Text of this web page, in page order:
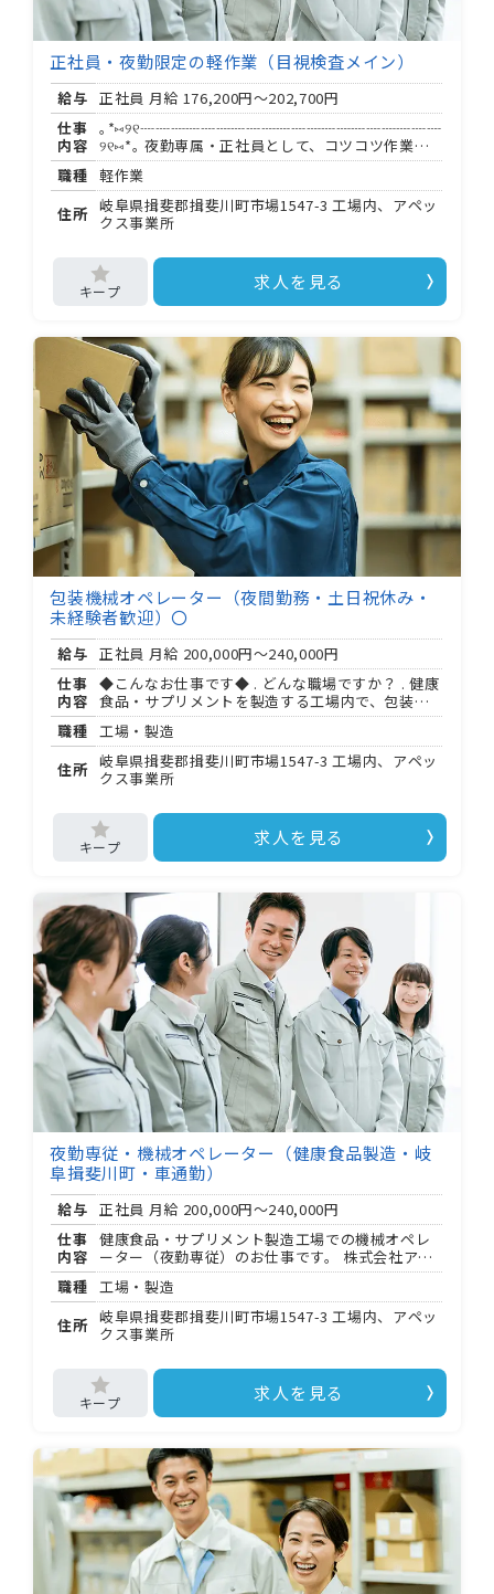
キープした求人 0
最近見た求人
お問い合わせ
掲載希望の方へ
正社員・夜勤限定の軽作業（目視検査メイン）
給与 正社員 月給 176,200円～202,700円
仕事
内容
｡*⑅୨୧┈┈┈┈┈┈┈┈┈┈┈┈┈┈┈┈┈┈┈┈
୨୧⑅*｡ 夜勤専属・正社員として、コツコツ作業に
集中できる環境が整っています。 「静かな職場で
じっくり働きたい」「夜型の生活リズムを活かし
たい」方にぴったりです。 ｡*⑅୨୧┈┈┈┈┈┈┈
┈┈┈┈┈┈┈┈┈┈┈┈┈୨୧⑅*｡ 仕事内容: 岐阜
県揖斐郡揖斐川町の工場にて、スティックタイプ
お任せします。接客なし、 作業なし、シンプルな
軽作業が中心です。 魅力的なポイント: ✨夜勤固定
（ : 〜翌 : ）で生活リズムが安定 ✨ラインは 名の
場 ✨検品と梱包のローテーション制で飽きにくい
＜主な業務内容＞ ・製品（スティック健康補助食
品）のキズ・汚れを目視確認 ・印字・柄のズレ、
長さ・幅などの規格チェック ・段ボールへの梱包
・梱包後の数量確認 ラインには 人 組で入り、先輩
やオペレーターが常にそばにいます。入社後は写
真付き見本を使いながら丁寧に指導するため、ブ
ランクがある方や未経験の方も安心してスタート
できます。
職種 軽作業
住所 岐阜県揖斐郡揖斐川町市場1547-3 工場内、アペッ
クス事業所
求人を見る
包装機械オペレーター（夜間勤務・土日祝休み・
未経験者歓迎）〇
給与 正社員 月給 200,000円～240,000円
仕事
内容
◆こんなお仕事です◆ . どんな職場ですか？ . 健康
食品・サプリメントを製造する工場内で、包装工
程を担当します。 株式会社アペックスの正社員
（直接雇用・無期）として就業します。 . 具体的に
何をするの？ . 包装機械の起動・停止操作、粉末
原料の投入（ 〜 ）、品質チェック、 機械の洗
浄・組み立てが主な業務です。 原料投入の約 割
組のチームで作業を進めます。 . 未経験でも大丈
夫？ . 問題ありません。一人前になるまで約 年
間、先輩スタッフが丁寧にサポートします。 学
は？ . ： 〜 ： （休憩 分）が基本です。 増産時
は ： 〜 ： になる場合があります。 時間外労働
は月平均 時間です。 . どんな方が活躍しています
か？ . コツコツ作業が得意な方、家庭と仕事を両
立したい方、安定した環境で長く働きたい方が活
躍中です。 現在スタッフ 名が在籍。幅広い世代
が集まり、入社初日から仲間として迎えられる職
場です。
職種
工場・製造
住所 岐阜県揖斐郡揖斐川町市場1547-3 工場内、アペッ
クス事業所
求人を見る
夜勤専従・機械オペレーター（健康食品製造・岐
阜揖斐川町・車通勤）
給与 正社員 月給 200,000円～240,000円
仕事
内容
健康食品・サプリメント製造工場での機械オペレ
ーター（夜勤専従）のお仕事です。 株式会社アペ
ックスの正社員として、包装工程全体を 人 組で担
います。 ＝＝＝＝＝＝＝＝＝＝＝＝＝＝＝＝＝＝
＝＝＝ 【ポジション】 包装機械オペレーター（正
社員・夜勤専従） 【主なお仕事について】 ・粉末
原料の機械への投入（ 〜 程度） ・包装機械の起
浄・分解・組み立て 【補足】 ・原料投入の約 割
は空気輸送機を使用 ・残り約 割は 〜 程度を手作
業で投入 ・作業はすべて 人 組で進行 ＝＝＝＝＝
話が少ないもくもく作業が中心です。 空調完備の
室内での作業なので、快適な環境で集中できま
す。 勤務時間は ： 〜 ： （休憩 分）が基本。 増
産期は ： 〜 ： に変わる場合があります。 現場ス
タッフは 名、機械オペレーターは 名が在籍。 課
長をはじめ気さくなメンバーが揃い、入社初日か
ら温かく迎えてもらえます。
職種 工場・製造
住所 岐阜県揖斐郡揖斐川町市場1547-3 工場内、アペッ
クス事業所
求人を見る